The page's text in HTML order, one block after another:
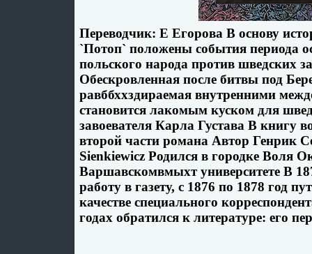
Переводчик: Е Егорова В основу
`Потоп` положены события периода
польского народа против шведских
Обескровленная после битвы под
равббххздираемая внутренними
становится лакомым куском для
завоевателя Карла Густава В книгу
второй части романа Автор Генрик
Sienkiewicz Родился в городке Воля
Варшавскомвмыхт университете В
работу в газету, с 1876 по 1878 год
качестве специального
годах обратился к литературе: его